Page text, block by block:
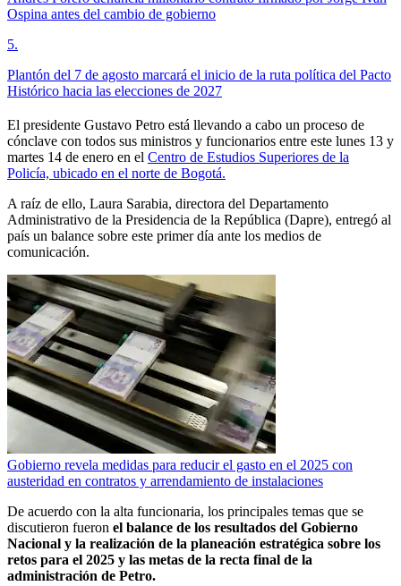
Ospina antes del cambio de gobierno
5.
Plantón del 7 de agosto marcará el inicio de la ruta política del Pacto
Histórico hacia las elecciones de 2027
El presidente Gustavo Petro está llevando a cabo un proceso de
cónclave con todos sus ministros y funcionarios entre este lunes 13 y
martes 14 de enero en el Centro de Estudios Superiores de la
Policía, ubicado en el norte de Bogotá.
A raíz de ello, Laura Sarabia, directora del Departamento
Administrativo de la Presidencia de la República (Dapre), entregó al
país un balance sobre este primer día ante los medios de
comunicación.
Gobierno revela medidas para reducir el gasto en el 2025 con
austeridad en contratos y arrendamiento de instalaciones
De acuerdo con la alta funcionaria, los principales temas que se
discutieron fueron el balance de los resultados del Gobierno
Nacional y la realización de la planeación estratégica sobre los
retos para el 2025 y las metas de la recta final de la
administración de Petro.